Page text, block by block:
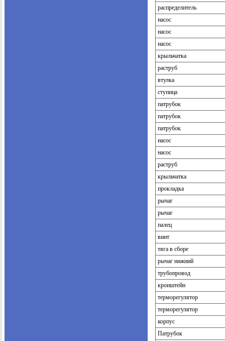
распределитель
насос
насос
насос
крыльчатка
раструб
втулка
ступица
патрубок
патрубок
патрубок
насос
насос
раструб
крыльчатка
прокладка
рычаг
рычаг
палец
винт
тяга в сборе
рычаг нижний
трубопровод
кронштейн
терморегулятор
терморегулятор
корпус
Патрубок